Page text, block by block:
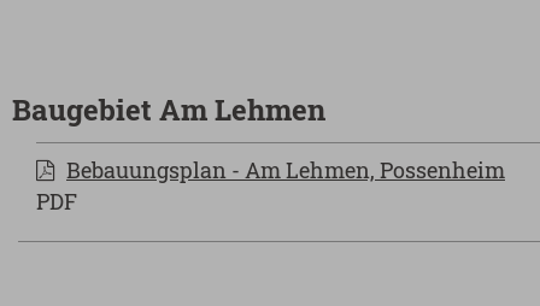
Baugebiet Am Lehmen
Bebauungsplan - Am Lehmen, Possenheim
PDF